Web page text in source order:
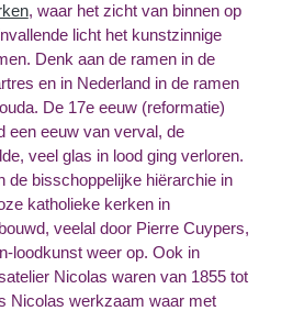
, waar het zicht van binnen op
licht het kunstzinnige
Denk aan de ramen in de
en in Nederland in de ramen
De 17e eeuw (reformatie)
een eeuw van verval, de
veel glas in lood ging verloren.
de bisschoppelijke hiërarchie in
katholieke kerken in
veelal door Pierre Cuypers,
loodkunst weer op. Ook in
Nicolas waren van 1855 tot
Nicolas werkzaam waar met